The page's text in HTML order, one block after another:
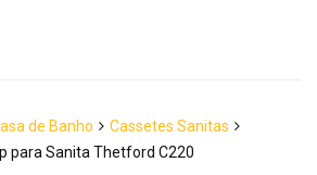
de Banho
Cassetes Sanitas
para Sanita Thetford C220